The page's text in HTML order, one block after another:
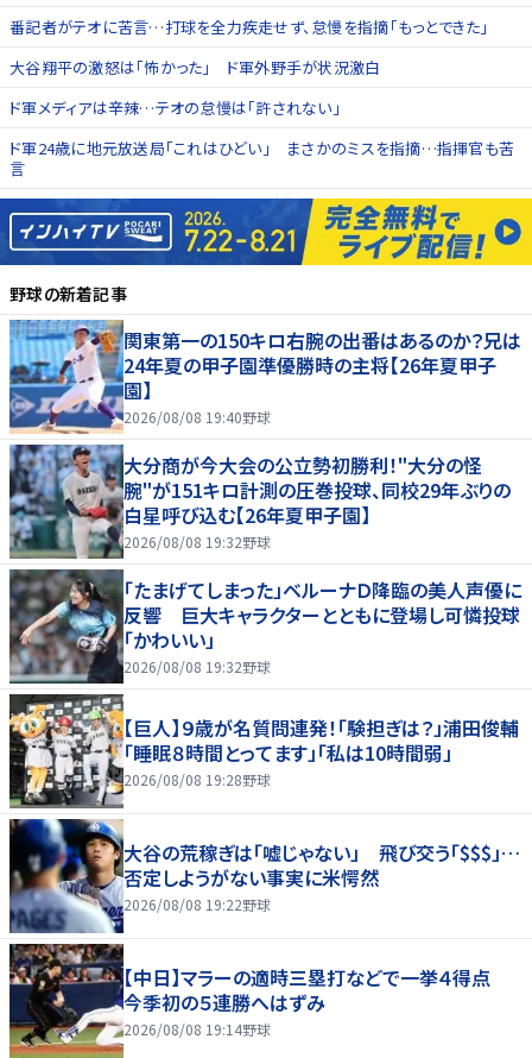
番記者がテオに苦言…打球を全力疾走せず、怠慢を指摘「もっとできた」
大谷翔平の激怒は「怖かった」 ド軍外野手が状況激白
ド軍メディアは辛辣…テオの怠慢は「許されない」
ド軍24歳に地元放送局「これはひどい」 まさかのミスを指摘…指揮官も苦
言
野球の新着記事
関東第一の150キロ右腕の出番はあるのか？兄は
24年夏の甲子園準優勝時の主将【26年夏甲子
園】
2026/08/08 19:40野球
大分商が今大会の公立勢初勝利！"大分の怪
腕"が151キロ計測の圧巻投球、同校29年ぶりの
白星呼び込む【26年夏甲子園】
2026/08/08 19:32野球
「たまげてしまった」ベルーナＤ降臨の美人声優に
反響 巨大キャラクターとともに登場し可憐投球
「かわいい」
2026/08/08 19:32野球
【巨人】９歳が名質問連発！「験担ぎは？」浦田俊輔
「睡眠８時間とってます」「私は10時間弱」
2026/08/08 19:28野球
大谷の荒稼ぎは「嘘じゃない」 飛び交う「$$$」…
否定しようがない事実に米愕然
2026/08/08 19:22野球
【中日】マラーの適時三塁打などで一挙４得点
今季初の５連勝へはずみ
2026/08/08 19:14野球